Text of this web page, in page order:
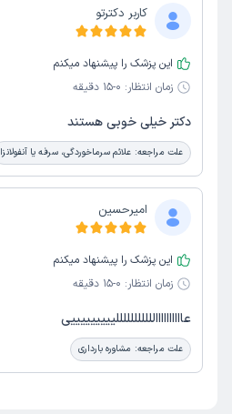
کاربر دکترتو
این پزشک را پیشنهاد میکنم
زمان انتظار: 0-15 دقیقه
دکتر خیلی خوبی هستند
علت مراجعه: علائم سرماخوردگی، سرفه یا آنفولانزا
امیرحسین
این پزشک را پیشنهاد میکنم
زمان انتظار: 0-15 دقیقه
عاااااااااالللللللللللیییییییییی
علت مراجعه: مشاوره بارداری